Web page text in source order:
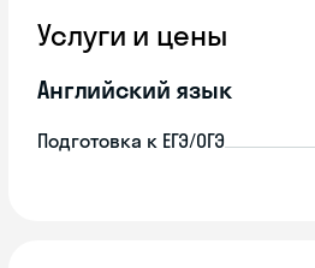
Услуги и цены
Английский язык
Подготовка к ЕГЭ/ОГЭ